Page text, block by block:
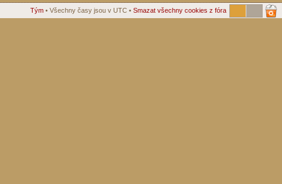
Tým • Všechny časy jsou v UTC • Smazat všechny cookies z fóra